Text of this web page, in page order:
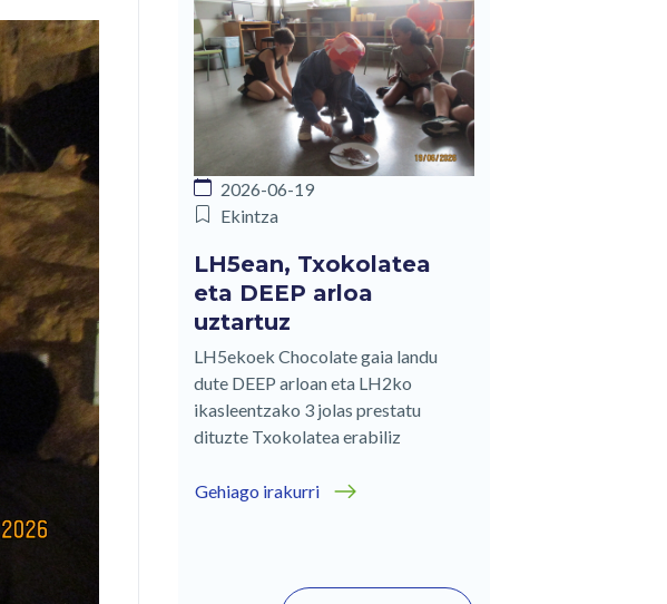
2026-06-19
Ekintza
LH5ean, Txokolatea
eta DEEP arloa
uztartuz
LH5ekoek Chocolate gaia landu
dute DEEP arloan eta LH2ko
ikasleentzako 3 jolas prestatu
dituzte Txokolatea erabiliz
Gehiago irakurri